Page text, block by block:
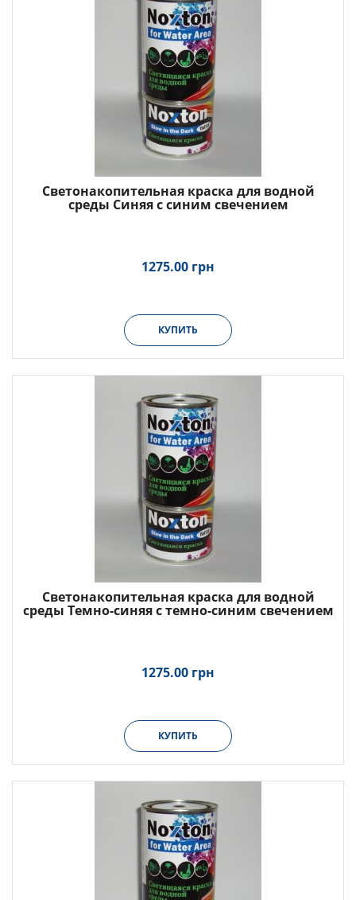
Светонакопительная краска для водной
среды Синяя с синим свечением
1275.00 грн
КУПИТЬ
Светонакопительная краска для водной
среды Темно-синяя с темно-синим свечением
1275.00 грн
КУПИТЬ